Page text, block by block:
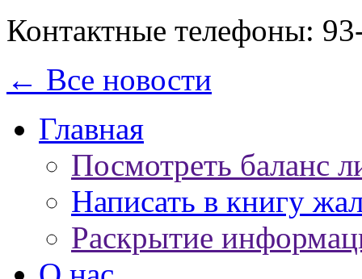
Контактные телефоны:
← Все новости
Главная
Посмотреть баланс
Написать в книгу
Раскрытие